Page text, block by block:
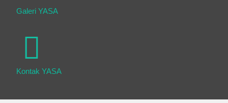
Galeri YASA
Kontak YASA